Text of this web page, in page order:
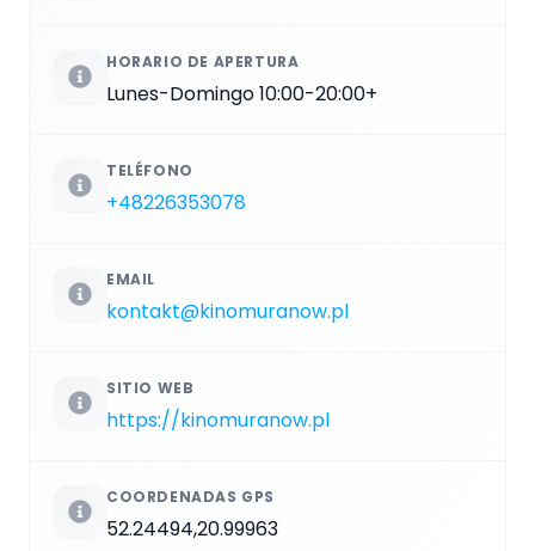
HORARIO DE APERTURA
Lunes-Domingo 10:00-20:00+
TELÉFONO
+48226353078
EMAIL
kontakt@kinomuranow.pl
SITIO WEB
https://kinomuranow.pl
COORDENADAS GPS
52.24494,20.99963